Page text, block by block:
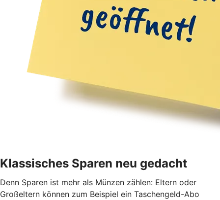
Klassisches Sparen neu gedacht
Denn Sparen ist mehr als Münzen zählen: Eltern oder
Großeltern können zum Beispiel ein Taschengeld-Abo